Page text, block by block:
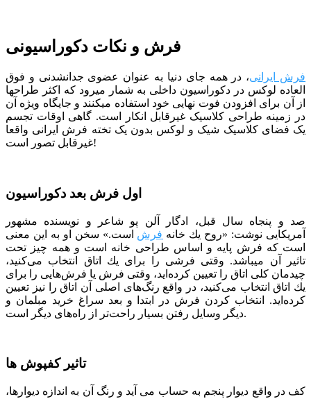
فرش و نکات دکوراسیونی
فرش ایرانی، در همه جای دنیا به عنوان عضوی جدانشدنی و فوق
العاده لوکس در دکوراسیون داخلی به شمار میرود که اکثر طراح­ها
از آن برای افزودن فوت نهایی خود استفاده می­کنند و جایگاه ویژه آن
در زمینه طراحی کلاسیک غیرقابل انکار است. گاهی اوقات تجسم
یک فضای کلاسیک شیک و لوکس بدون یک تخته فرش ایرانی واقعا
غیرقابل تصور است!
اول فرش بعد دکوراسیون
صد و پنجاه سال قبل، ادگار آلن پو شاعر و نویسنده مشهور
آمریکایی نوشت: «روح یك خانه فرش است.» سخن او به این معنی
است كه فرش پایه و اساس طراحی خانه است و همه چیز تحت
تاثیر آن می­باشد. وقتی فرشی را برای یك اتاق انتخاب می‌كنید،
چیدمان كلی اتاق را تعیین كرده‌اید، وقتی فرش یا فرش‌هایی را برای
یك اتاق انتخاب می‌كنید، در واقع رنگ‌های اصلی آن اتاق را نیز تعیین
كرده‌اید. انتخاب کردن فرش در ابتدا و بعد سراغ خرید مبلمان و
دیگر وسایل رفتن بسیار راحت‌تر از راه‌های دیگر است.
تاثیر کفپوش ها
کف در واقع دیوار پنجم به حساب می­ آید و رنگ آن به اندازه دیوارها،